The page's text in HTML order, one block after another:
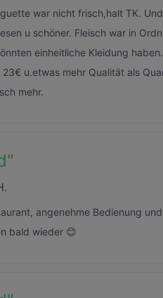
war nicht frisch,halt TK.
u schöner. Fleisch war in
einheitliche Kleidung
23€ u.etwas mehr Qualität als
mehr.
"
angenehme Bedienung
bald wieder 😊